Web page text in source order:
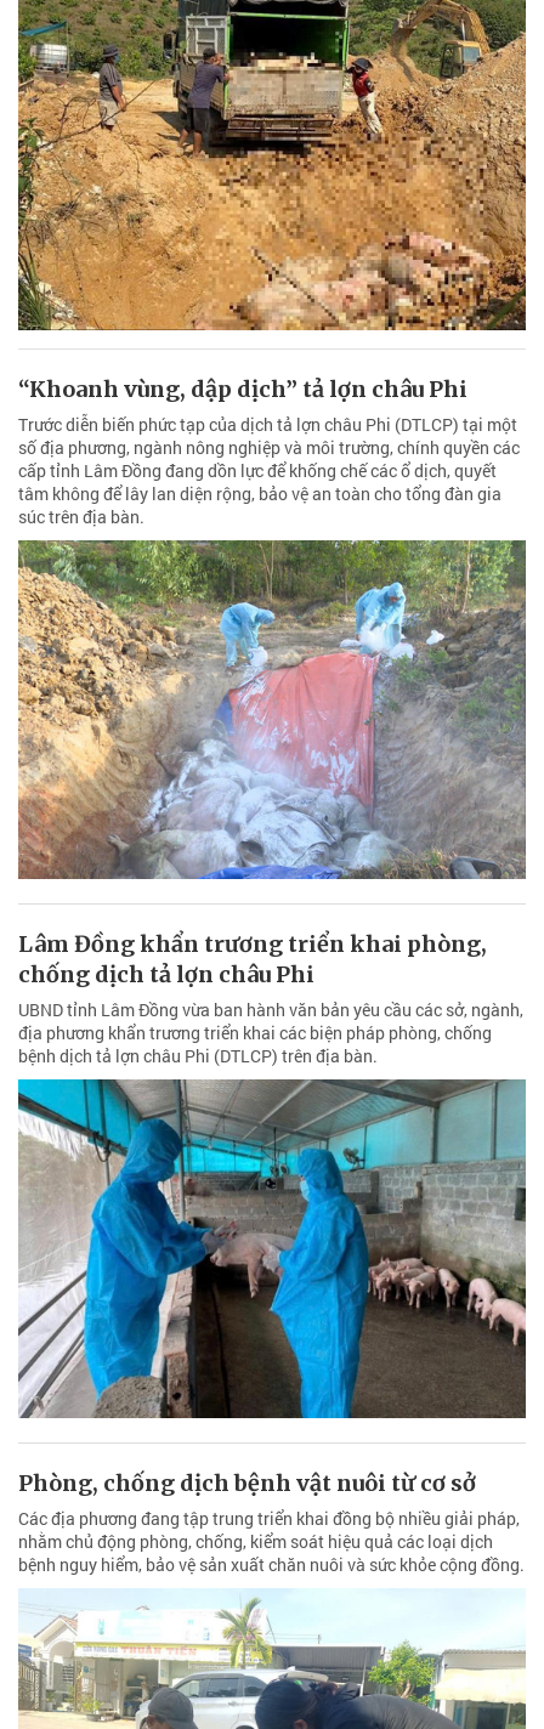
“Khoanh vùng, dập dịch” tả lợn châu Phi
Trước diễn biến phức tạp của dịch tả lợn châu Phi (DTLCP) tại một
số địa phương, ngành nông nghiệp và môi trường, chính quyền các
cấp tỉnh Lâm Đồng đang dồn lực để khống chế các ổ dịch, quyết
tâm không để lây lan diện rộng, bảo vệ an toàn cho tổng đàn gia
súc trên địa bàn.
Lâm Đồng khẩn trương triển khai phòng,
chống dịch tả lợn châu Phi
UBND tỉnh Lâm Đồng vừa ban hành văn bản yêu cầu các sở, ngành,
địa phương khẩn trương triển khai các biện pháp phòng, chống
bệnh dịch tả lợn châu Phi (DTLCP) trên địa bàn.
Phòng, chống dịch bệnh vật nuôi từ cơ sở
Các địa phương đang tập trung triển khai đồng bộ nhiều giải pháp,
nhằm chủ động phòng, chống, kiểm soát hiệu quả các loại dịch
bệnh nguy hiểm, bảo vệ sản xuất chăn nuôi và sức khỏe cộng đồng.